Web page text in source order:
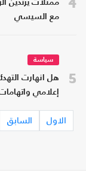
ممثلات يرتدين
مع السيسي
5
سياسة
هل انهارت
إعلامي
الاول السابق